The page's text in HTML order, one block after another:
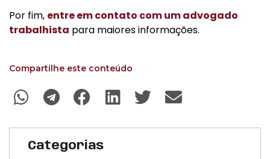
Por fim, entre em contato com um advogado
trabalhista para maiores informações.
Compartilhe este conteúdo
Categorias